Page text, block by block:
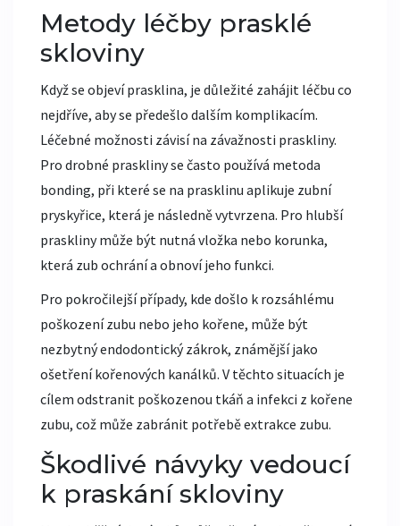
Metody léčby prasklé
skloviny
Když se objeví prasklina, je důležité zahájit léčbu co
nejdříve, aby se předešlo dalším komplikacím.
Léčebné možnosti závisí na závažnosti praskliny.
Pro drobné praskliny se často používá metoda
bonding, při které se na prasklinu aplikuje zubní
pryskyřice, která je následně vytvrzena. Pro hlubší
praskliny může být nutná vložka nebo korunka,
která zub ochrání a obnoví jeho funkci.
Pro pokročilejší případy, kde došlo k rozsáhlému
poškození zubu nebo jeho kořene, může být
nezbytný endodontický zákrok, známější jako
ošetření kořenových kanálků. V těchto situacích je
cílem odstranit poškozenou tkáň a infekci z kořene
zubu, což může zabránit potřebě extrakce zubu.
Škodlivé návyky vedoucí
k praskání skloviny